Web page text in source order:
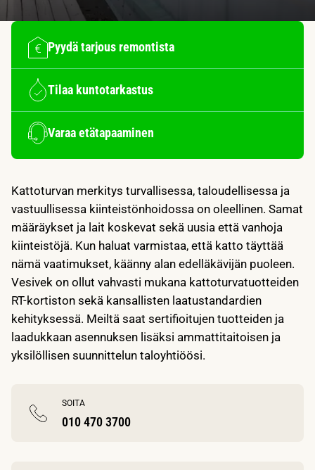
Pyydä tarjous remontista
Tilaa kuntotarkastus
Varaa etätapaaminen
Kattoturvan merkitys turvallisessa, taloudellisessa ja
vastuullisessa kiinteistönhoidossa on oleellinen. Samat
määräykset ja lait koskevat sekä uusia että vanhoja
kiinteistöjä. Kun haluat varmistaa, että katto täyttää
nämä vaatimukset, käänny alan edelläkävijän puoleen.
Vesivek on ollut vahvasti mukana kattoturvatuotteiden
RT-kortiston sekä kansallisten laatustandardien
kehityksessä. Meiltä saat sertifioitujen tuotteiden ja
laadukkaan asennuksen lisäksi ammattitaitoisen ja
yksilöllisen suunnittelun taloyhtiöösi.
SOITA
010 470 3700